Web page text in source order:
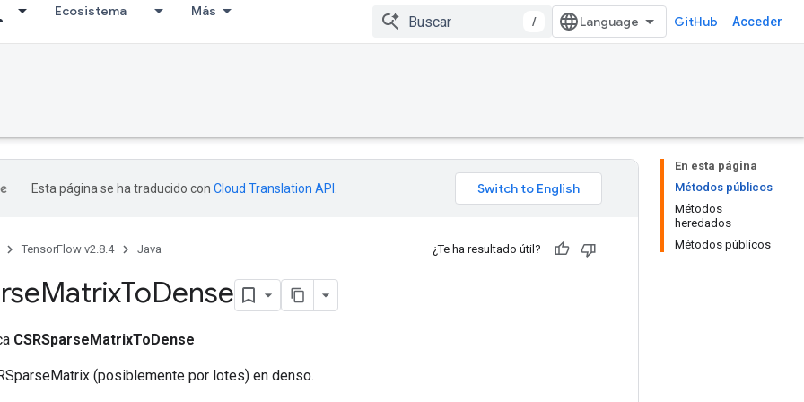
Ecosistema Más
/ GitHub Acceder
En esta página
Métodos públicos
Métodos
heredados
Métodos públicos
Esta página se ha traducido con Cloud Translation API
TensorFlow v2.8.4 Java ¿Te ha resultado útil?
MatrixToDense
CSRSparseMatrixToDense
(posiblemente por lotes) en denso.